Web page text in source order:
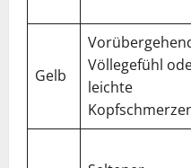
Gelb
Völlegefühl
leichte